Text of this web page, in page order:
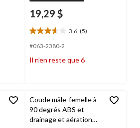
19,29 $
3.6 (5)
3.6
étoile(s)
5.
#063-2380-2
Il n’en reste que 6
Coude mâle-femelle à
90 degrés ABS et
drainage et aération